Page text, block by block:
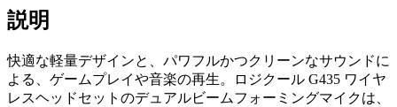
説明
快適な軽量デザインと、パワフルかつクリーンなサウンドに
よる、ゲームプレイや音楽の再生。ロジクール G435 ワイヤ
レスヘッドセットのデュアルビームフォーミングマイクは、